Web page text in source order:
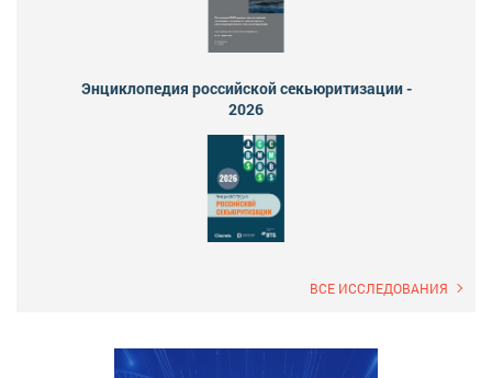
Энциклопедия российской секьюритизации -
2026
ВСЕ ИССЛЕДОВАНИЯ